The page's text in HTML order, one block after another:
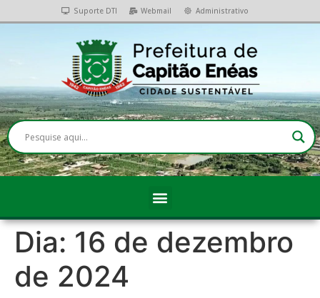
Suporte DTI Webmail Administrativo
Dia: 16 de dezembro
de 2024